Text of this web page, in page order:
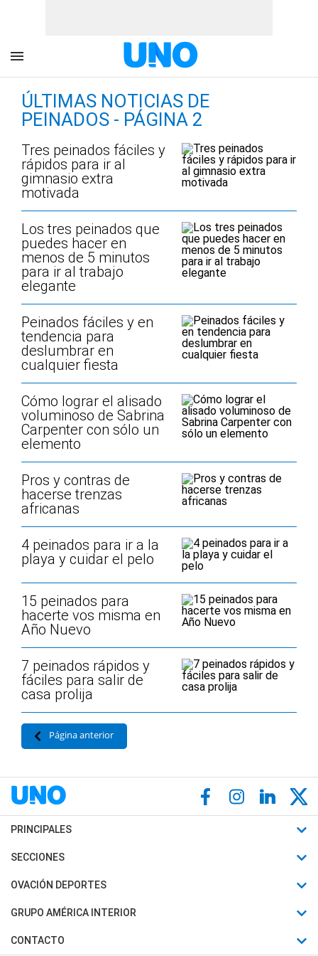
ÚLTIMAS NOTICIAS DE
PEINADOS - PÁGINA 2
Tres peinados fáciles y
rápidos para ir al
gimnasio extra
motivada
Los tres peinados que
puedes hacer en
menos de 5 minutos
para ir al trabajo
elegante
Peinados fáciles y en
tendencia para
deslumbrar en
cualquier fiesta
Cómo lograr el alisado
voluminoso de Sabrina
Carpenter con sólo un
elemento
Pros y contras de
hacerse trenzas
africanas
4 peinados para ir a la
playa y cuidar el pelo
15 peinados para
hacerte vos misma en
Año Nuevo
7 peinados rápidos y
fáciles para salir de
casa prolija
Página anterior
PRINCIPALES
Últimas Noticias
Política
Judiciales
SECCIONES
Horóscopo
Motores
Trucos caseros
OVACIÓN DEPORTES
Fútbol
Mundial
GRUPO AMÉRICA INTERIOR
Canal 7 en Vivo
CONTACTO